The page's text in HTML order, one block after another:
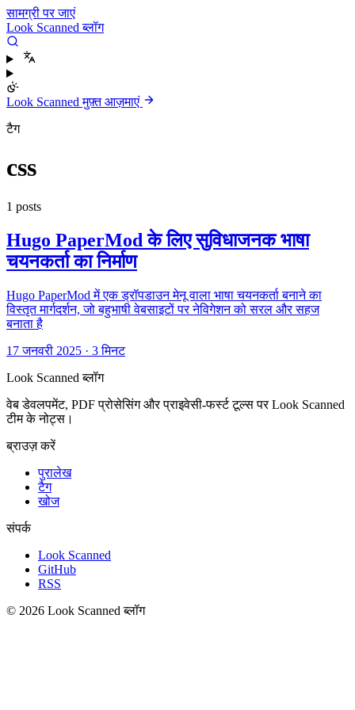
सामग्री पर जाएं
Look Scanned ब्लॉग
Look Scanned मुफ़्त आज़माएं
टैग
css
1 posts
Hugo PaperMod के लिए सुविधाजनक भाषा
चयनकर्ता का निर्माण
Hugo PaperMod में एक ड्रॉपडाउन मेनू वाला भाषा चयनकर्ता बनाने का
विस्तृत मार्गदर्शन, जो बहुभाषी वेबसाइटों पर नेविगेशन को सरल और सहज
बनाता है
17 जनवरी 2025 · 3 मिनट
Look Scanned ब्लॉग
वेब डेवलपमेंट, PDF प्रोसेसिंग और प्राइवेसी-फर्स्ट टूल्स पर Look Scanned
टीम के नोट्स।
ब्राउज़ करें
पुरालेख
टैग
खोज
संपर्क
Look Scanned
GitHub
RSS
© 2026 Look Scanned ब्लॉग